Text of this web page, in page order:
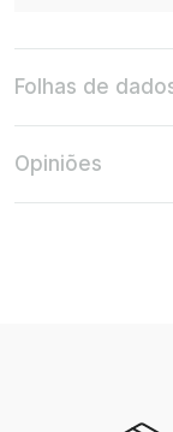
Folhas de
Opiniões